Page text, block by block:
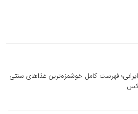
فهرست کامل خوشمزه‌ترین غذاهای سنتی